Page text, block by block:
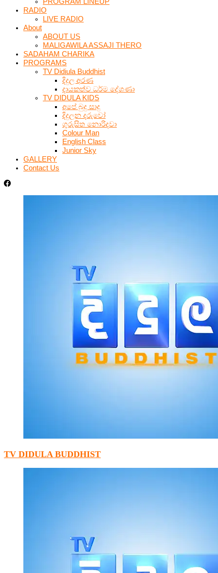
RADIO
LIVE RADIO
About
ABOUT US
MALIGAWILA ASSAJI THERO
SADAHAM CHARIKA
PROGRAMS
TV Didiula Buddhist
දිදුල අරණ
දායකත්ව ධර්ම දේශණා
TV DIDULA KIDS
අපේ බුදු සාදු
දිදුලන දරුවෝ
ගුරුසිත නොරිදවා
Colour Man
English Class
Junior Sky
GALLERY
Contact Us
TV DIDULA BUDDHIST